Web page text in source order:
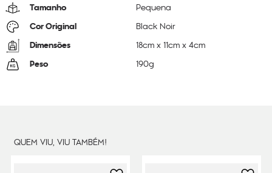
Tamanho Pequena
Cor Original Black Noir
Dimensões 18cm x11cm x4cm
Peso 190g
QUEM VIU, VIU TAMBÉM!